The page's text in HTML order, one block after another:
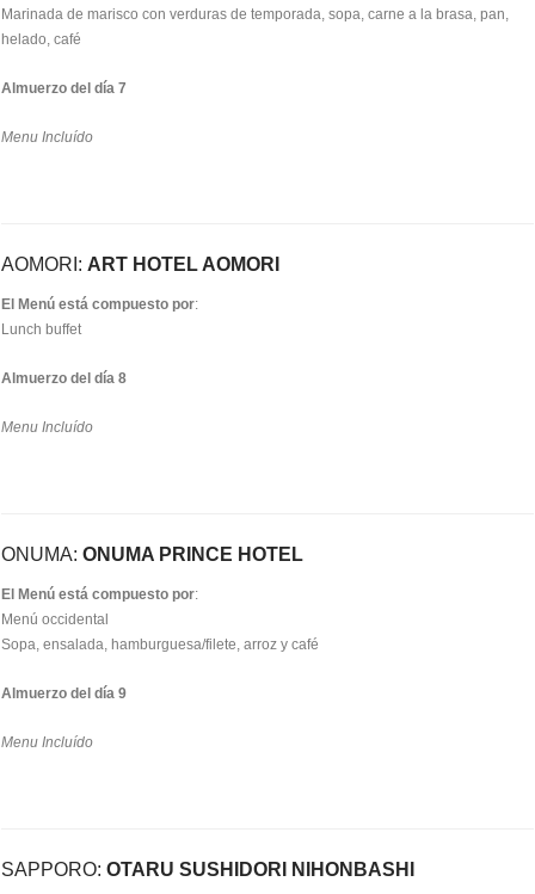
Marinada de marisco con verduras de temporada, sopa, carne a la brasa, pan,
helado, café
Almuerzo del día 7
Menu Incluído
AOMORI: ART HOTEL AOMORI
El Menú está compuesto por:
Lunch buffet
Almuerzo del día 8
Menu Incluído
ONUMA: ONUMA PRINCE HOTEL
El Menú está compuesto por:
Menú occidental
Sopa, ensalada, hamburguesa/filete, arroz y café
Almuerzo del día 9
Menu Incluído
SAPPORO: OTARU SUSHIDORI NIHONBASHI